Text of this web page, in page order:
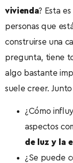
vivienda? Esta
personas que
construirse una
pregunta, tiene
algo bastante
suele creer.
¿Cómo
aspectos
de luz y la
¿Se puede